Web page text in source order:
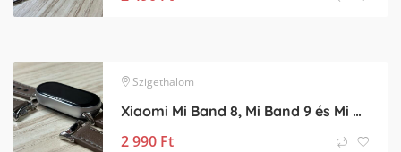
Szigethalom
Xiaomi Mi Band 8, Mi Band 9 és Mi Band 10 bőr pótszíj
2 990 Ft